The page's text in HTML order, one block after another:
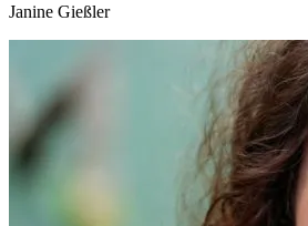
Janine Gießler